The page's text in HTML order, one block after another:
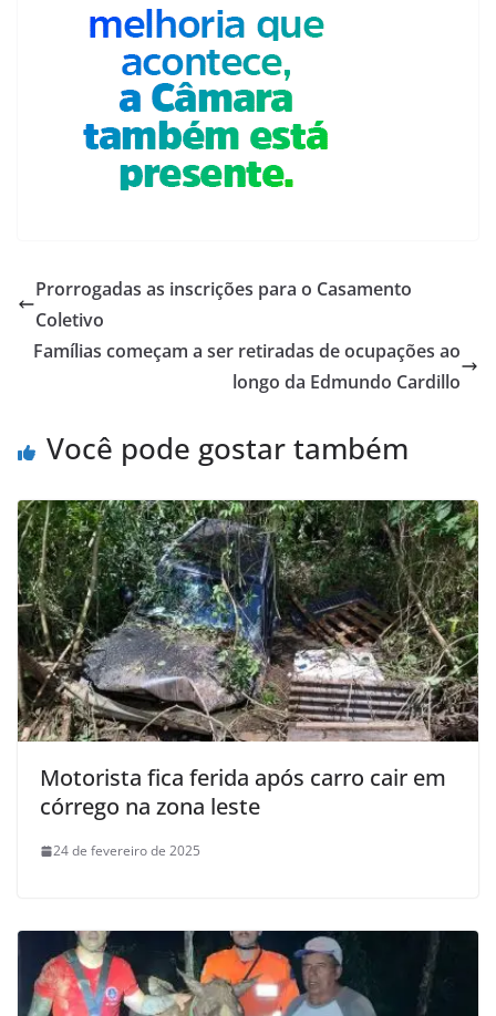
Prorrogadas as inscrições para o Casamento
Coletivo
Famílias começam a ser retiradas de ocupações ao
longo da Edmundo Cardillo
Você pode gostar também
Motorista fica ferida após carro cair em
córrego na zona leste
24 de fevereiro de 2025